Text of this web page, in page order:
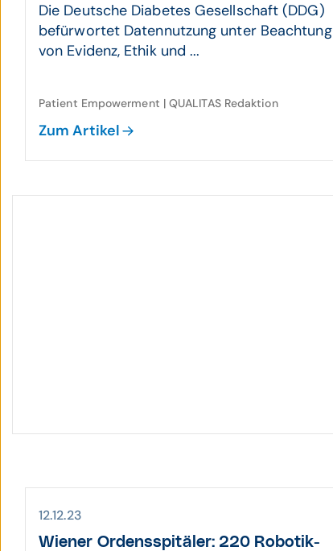
Die Deutsche Diabetes Gesellschaft (DDG)
befürwortet Datennutzung unter Beachtung
von Evidenz, Ethik und ...
Patient Empowerment | QUALITAS Redaktion
Zum Artikel
12.12.23
Wiener Ordens­spitäler: 220 Robotik-